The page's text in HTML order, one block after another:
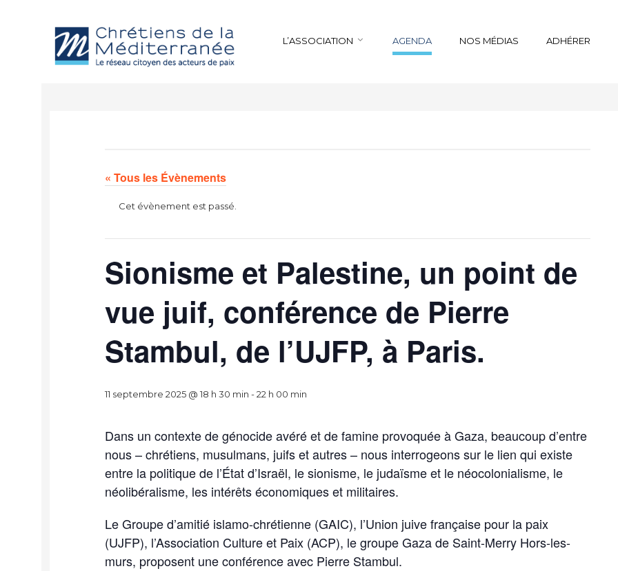
L’ASSOCIATION AGENDA NOS MÉDIAS ADHÉRER
« Tous les Évènements
Cet évènement est passé.
Sionisme et Palestine, un point de
vue juif, conférence de Pierre
Stambul, de l’UJFP, à Paris.
11 septembre 2025 @ 18 h 30 min -22 h 00 min
Dans un contexte de génocide avéré et de famine provoquée à Gaza, beaucoup d’entre
nous – chrétiens, musulmans, juifs et autres – nous interrogeons sur le lien qui existe
entre la politique de l’État d’Israël, le sionisme, le judaïsme et le néocolonialisme, le
néolibéralisme, les intérêts économiques et militaires.
Le Groupe d’amitié islamo-chrétienne (GAIC), l’Union juive française pour la paix
(UJFP), l’Association Culture et Paix (ACP), le groupe Gaza de Saint-Merry Hors-les-
murs, proposent une conférence avec Pierre Stambul.